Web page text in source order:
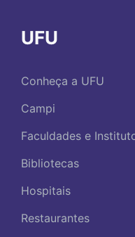
UFU
Conheça a UFU
Campi
Faculdades e
Bibliotecas
Hospitais
Restaurantes